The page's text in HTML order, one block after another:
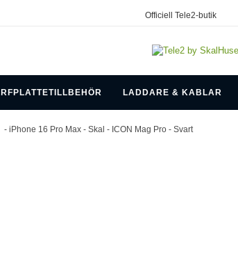
Officiell Tele2-butik
LADDARE & KABLAR
- iPhone 16 Pro Max - Skal - ICON Mag Pro - Svart